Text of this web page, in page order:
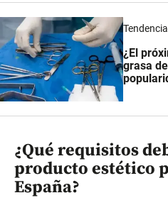
¿El
grasa
¿Qué requisitos
producto estético
España?